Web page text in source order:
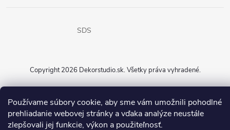
Používame súbory cookie, aby sme vám umožnili pohodlné
prehliadanie webovej stránky a vďaka analýze neustále
zlepšovali jej funkcie, výkon a použiteľnosť.
SDS
Copyright 2026 Dekorstudio.sk. Všetky práva vyhradené.